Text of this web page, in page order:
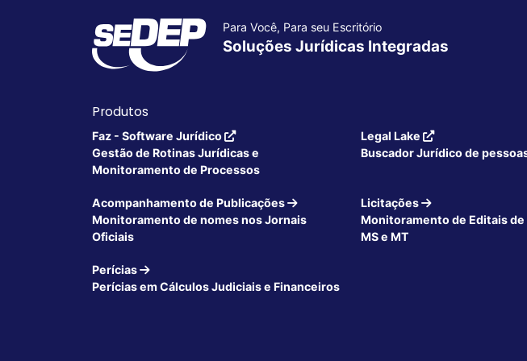
Para Você, Para seu Escritório
Soluções Jurídicas Integradas
Produtos
Faz - Software Jurídico
Gestão de Rotinas Jurídicas e
Monitoramento de Processos
Legal Lake
Buscador Jurídico de
Acompanhamento de Publicações
Monitoramento de nomes nos Jornais
Oficiais
Licitações
Monitoramento de Editais
MS e MT
Perícias
Perícias em Cálculos Judiciais e Financeiros